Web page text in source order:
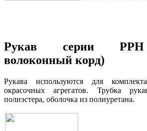
Рукав серии PPH
волоконный корд)
Рукава используются для
окрасочных агрегатов. Трубка
полиэстера, оболочка из полиуретана.